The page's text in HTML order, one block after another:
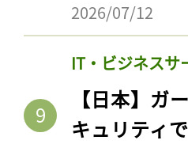
2026/07/12
IT・ビジネスサ
【日本】
キュリティ